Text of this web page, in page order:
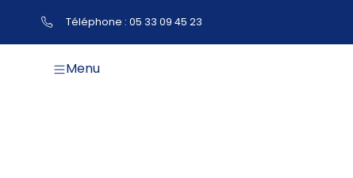
Téléphone : 05 33 09 45 23
Menu